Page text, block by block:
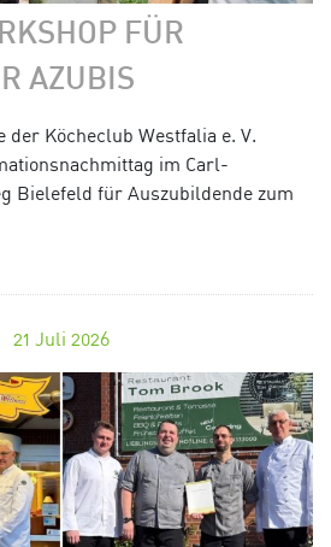
FÜR
AZUBIS
Köcheclub Westfalia e. V.
im Carl-
Bielefeld für Auszubildende zum
21 Juli 2026